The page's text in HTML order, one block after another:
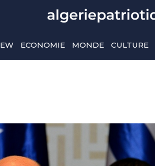
ECONOMIE MONDE CULTURE